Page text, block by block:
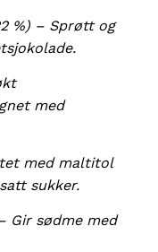
%) – Sprøtt og
med
med maltitol
sukker.
Gir sødme med